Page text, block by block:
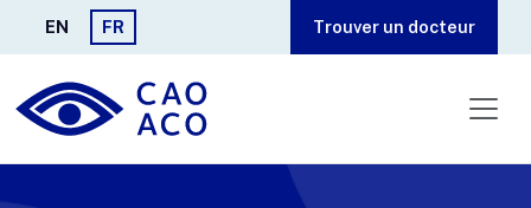
Aller au contenu principal
EN FR Trouver un docteur